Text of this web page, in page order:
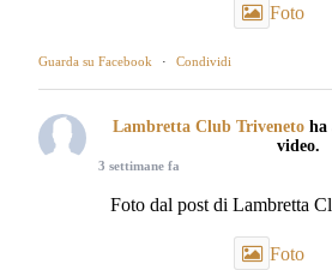
Foto
Guarda su Facebook · Condividi
Lambretta Club Triveneto ha
video.
3 settimane fa
Foto dal post di Lambretta
Foto